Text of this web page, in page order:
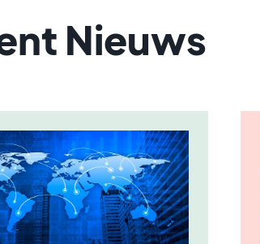
Nieuws